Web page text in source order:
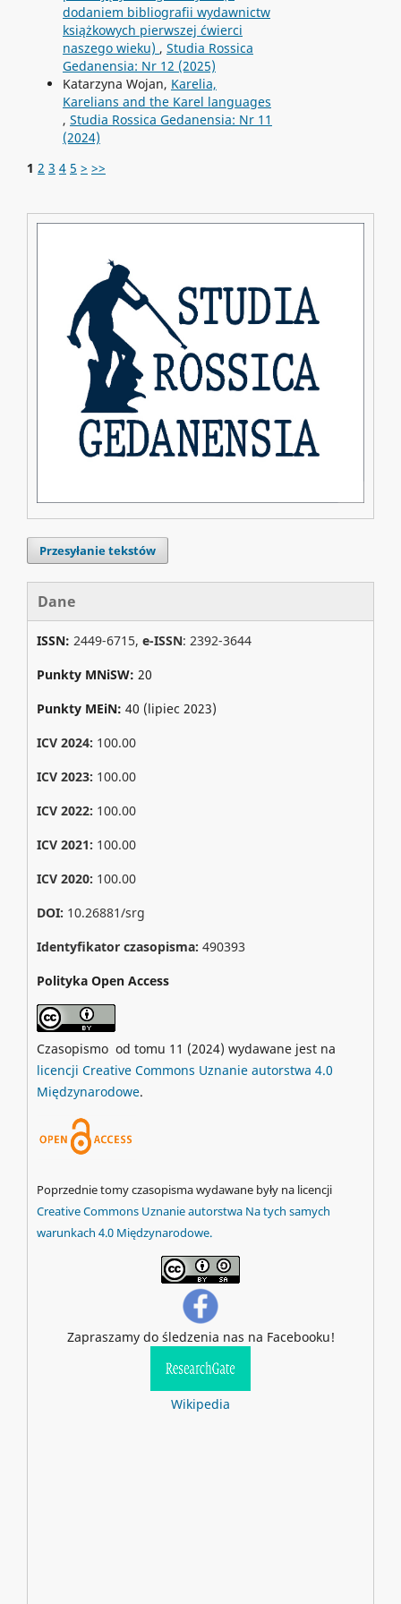
dodaniem bibliografii wydawnictw
książkowych pierwszej ćwierci
naszego wieku) , Studia Rossica
Gedanensia: Nr 12 (2025)
Katarzyna Wojan, Karelia,
Karelians and the Karel languages
, Studia Rossica Gedanensia: Nr 11
(2024)
1 2 3 4 5 > >>
Przesyłanie tekstów
Dane
ISSN: 2449-6715, e-ISSN: 2392-3644
Punkty MNiSW: 20
Punkty MEiN: 40 (lipiec 2023)
ICV 2024: 100.00
ICV 2023: 100.00
ICV 2022: 100.00
ICV 2021: 100.00
ICV 2020: 100.00
DOI: 10.26881/srg
Identyfikator czasopisma: 490393
Polityka Open Access
Czasopismo od tomu 11 (2024) wydawane jest na
licencji Creative Commons Uznanie autorstwa 4.0
Międzynarodowe.
Poprzednie tomy czasopisma wydawane były na licencji
Creative Commons Uznanie autorstwa Na tych samych
warunkach 4.0 Międzynarodowe.
Zapraszamy do śledzenia nas na Facebooku!
Wikipedia